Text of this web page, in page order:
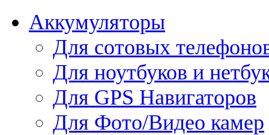
Аккумуляторы
Для сотовых
Для ноутбуков и
Для GPS Навигаторов
Для Фото/Видео камер